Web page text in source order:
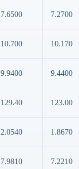
7.6500 7.2700
10.700 10.170
9.9400 9.4400
129.40 123.00
2.0540 1.8670
7.9810 7.2210